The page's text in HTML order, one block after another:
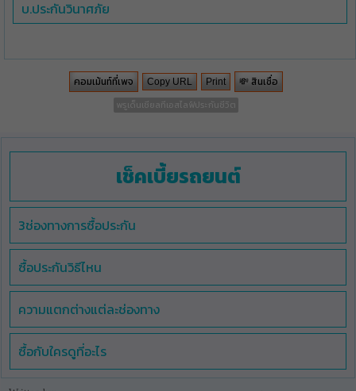
บ.ประกันวินาศภัย
คอมเม้นท์ที่เพจ Copy URL Print 💸 สินเชื่อ
พรูเด็นเชียลทีเอสไลฟ์ประกันชีวิต
เช็คเบี้ยรถยนต์
3ช่องทางการซื้อประกัน
ซื้อประกันวิธีไหน
ความแตกต่างแต่ละช่องทาง
ซื้อกับใครดูที่อะไร